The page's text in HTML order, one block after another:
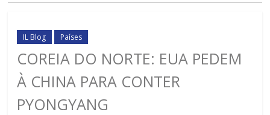
mais
importante
da
sociedade.
IL Blog Países
COREIA DO NORTE: EUA PEDEM
À CHINA PARA CONTER
PYONGYANG